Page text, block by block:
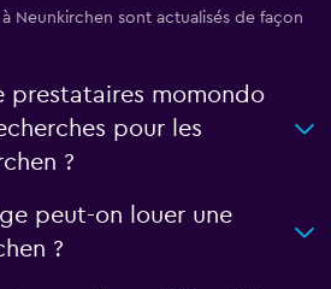
Neunkirchen sont actualisés de façon
prestataires momondo
pour les
?
peut-on louer une
?